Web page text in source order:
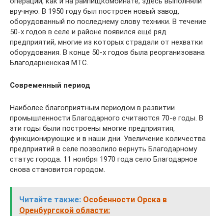
вручную. В 1950 году был построен новый завод,
оборудованный по последнему слову техники. В течение
50-х годов в селе и районе появился ещё ряд
предприятий, многие из которых страдали от нехватки
оборудования. В конце 50-х годов была реорганизована
Благодарненская МТС.
Современный период
Наиболее благоприятным периодом в развитии
промышленности Благодарного считаются 70-е годы. В
эти годы были построены многие предприятия,
функционирующие и в наши дни. Увеличение количества
предприятий в селе позволило вернуть Благодарному
статус города. 11 ноября 1970 года село Благодарное
снова становится городом.
Читайте также: Особенности Орска в
Оренбургской области: